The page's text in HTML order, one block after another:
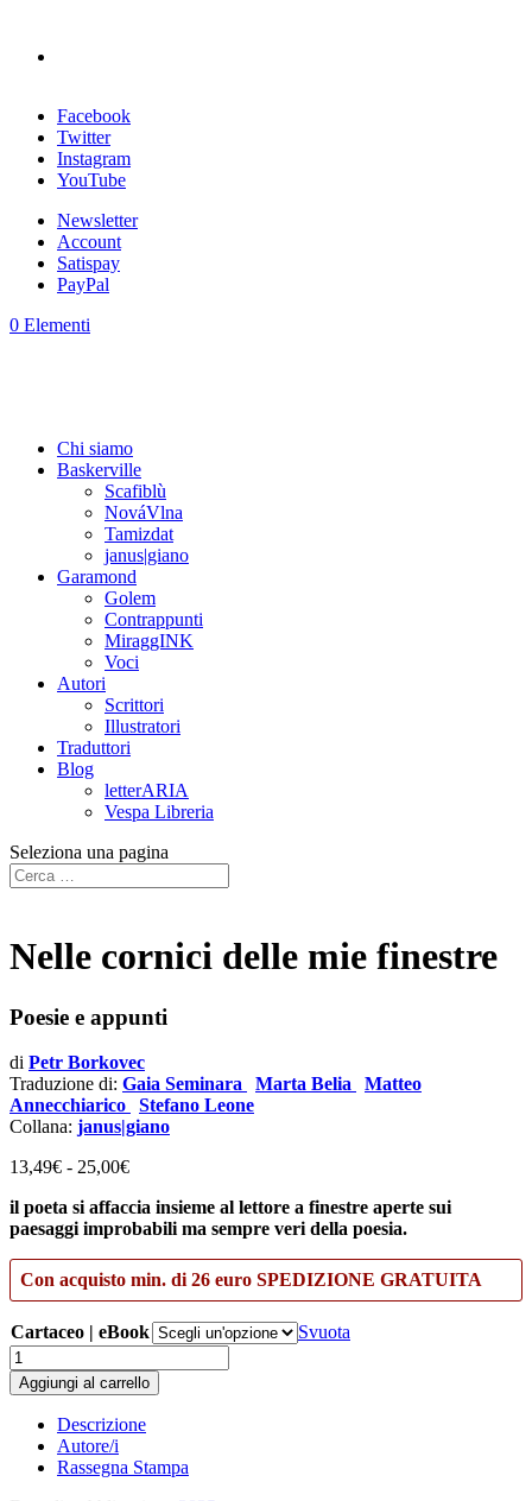
Facebook
Twitter
Instagram
YouTube
Newsletter
Account
Satispay
PayPal
0 Elementi
Chi siamo
Baskerville
Scafiblù
NováVlna
Tamizdat
janus|giano
Garamond
Golem
Contrappunti
MiraggINK
Voci
Autori
Scrittori
Illustratori
Traduttori
Blog
letterARIA
Vespa Libreria
Seleziona una pagina
Nelle cornici delle mie finestre
Poesie e appunti
di Petr Borkovec
Traduzione di: Gaia Seminara Marta Belia
Matteo
Annecchiarico
Stefano Leone
Collana: janus|giano
13,49€ - 25,00€Fascia
prezzo:
da
a
il poeta si affaccia insieme al lettore a finestre aperte sui
paesaggi improbabili ma sempre veri della poesia.
Con acquisto min. di 26 euro SPEDIZIONE GRATUITA
Cartaceo | eBook
Svuota
Nelle
cornici
delle
finestre
quantità
Aggiungi al carrello
Descrizione
Autore/i
Rassegna Stampa